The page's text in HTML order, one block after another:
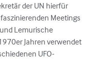
der UN hierfür
Meetings
Lemurische
Jahren verwendet
UFO-